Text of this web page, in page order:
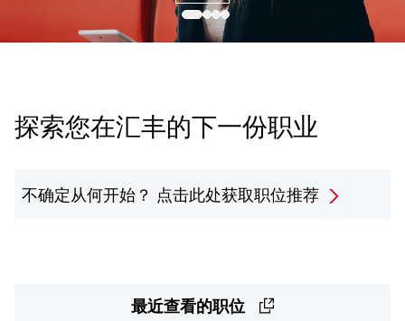
探索您在汇丰的下一份职业
不确定从何开始？ 点击此处获取职位推荐
最近查看的职位